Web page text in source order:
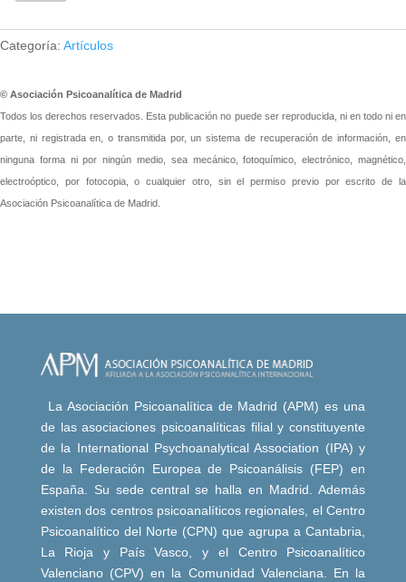
Categoría: Artículos
© Asociación Psicoanalítica de Madrid
Todos los derechos reservados. Esta publicación no puede ser reproducida, ni en todo ni en
parte, ni registrada en, o transmitida por, un sistema de recuperación de información, en
ninguna forma ni por ningún medio, sea mecánico, fotoquímico, electrónico, magnético,
electroóptico, por fotocopia, o cualquier otro, sin el permiso previo por escrito de la
Asociación Psicoanalítica de Madrid.
La Asociación Psicoanalítica de Madrid (APM) es una
de las asociaciones psicoanalíticas filial y constituyente
de la International Psychoanalytical Association (IPA) y
de la Federación Europea de Psicoanálisis (FEP) en
España. Su sede central se halla en Madrid. Además
existen dos centros psicoanalíticos regionales, el Centro
Psicoanalítico del Norte (CPN) que agrupa a Cantabria,
La Rioja y País Vasco, y el Centro Psicoanalítico
Valenciano (CPV) en la Comunidad Valenciana. En la